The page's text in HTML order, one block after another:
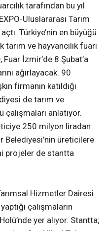
tarafından bu yıl
Uluslararası Tarım
açtı. Türkiye’nin en büyüğü
tarım ve hayvancılık fuarı
Fuar İzmir’de 8 Şubat’a
ağırlayacak. 90
firmanın katıldığı
de tarım ve
çalışmaları anlatıyor.
250 milyon liradan
Belediyesi’nin üreticilere
projeler de stantta
Hizmetler Dairesi
çalışmaların
yer alıyor. Stantta;